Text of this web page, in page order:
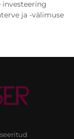
investeering
ja -välimuse